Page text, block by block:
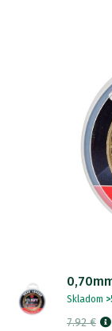
Skladom
7.92 €